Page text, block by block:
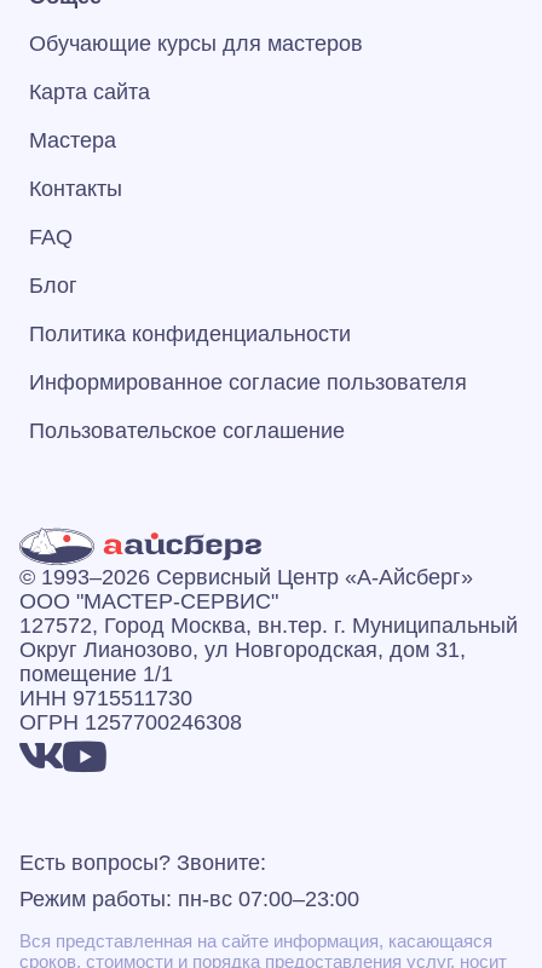
Обучающие курсы для мастеров
Карта сайта
Мастера
Контакты
FAQ
Блог
Политика конфиденциальности
Информированное согласие пользователя
Пользовательское соглашение
© 1993–2026 Сервисный Центр «А‑Айсберг»
ООО "МАСТЕР-СЕРВИС"
127572, Город Москва, вн.тер. г. Муниципальный
Округ Лианозово, ул Новгородская, дом 31,
помещение 1/1
ИНН 9715511730
ОГРН 1257700246308
Есть вопросы? Звоните:
Режим работы: пн-вс 07:00–23:00
Вся представленная на сайте информация, касающаяся
сроков, стоимости и порядка предоставления услуг, носит